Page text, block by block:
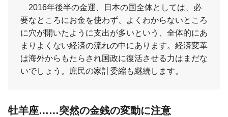
2016年後半の金運、日本の国全体としては、必
要なところにお金を使わず、よくわからないところ
に穴が開いたように支出が多いという、全体的にあ
まりよくない経済の流れの中にあります。経済変革
は海外からもたらされ国政に復活させる力はまだな
いでしょう。庶民の家計委縮も継続します。
牡羊座……突然の金銭の変動に注意